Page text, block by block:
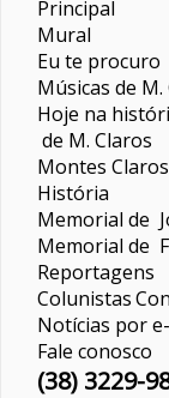
Principal
Mural
Eu te procuro
Músicas de M.
Hoje na
de M. Claros
Montes
História
Memorial de
Memorial de
Reportagens
Colunistas
Notícias por
Fale conosco
(38) 3229-